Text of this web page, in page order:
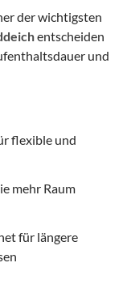
der wichtigsten
entscheiden
und
flexible und
mehr Raum
für längere